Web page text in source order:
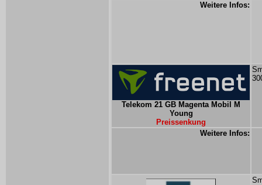
Weitere Infos:
Telekom 21 GB Magenta Mobil M
Young
Preissenkung
Weitere Infos: